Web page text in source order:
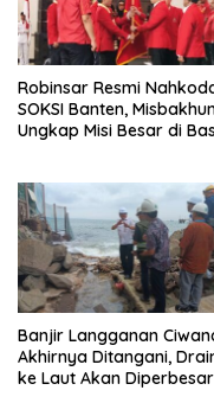
Robinsar Resmi
SOKSI Banten,
Ungkap Misi Besar di
Banjir Langganan
Akhirnya Ditangani,
ke Laut Akan Diperbesar